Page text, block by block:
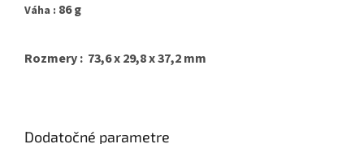
Váha : 86 g
Rozmery : 73,6 x 29,8 x 37,2 mm
Dodatočné parametre